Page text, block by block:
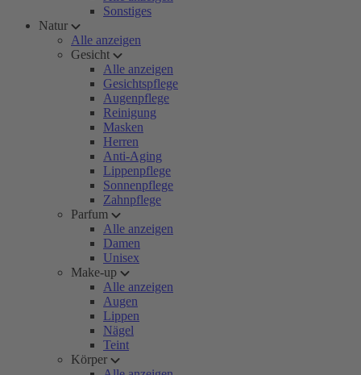
Sonstiges
Natur
Alle anzeigen
Gesicht
Alle anzeigen
Gesichtspflege
Augenpflege
Reinigung
Masken
Herren
Anti-Aging
Lippenpflege
Sonnenpflege
Zahnpflege
Parfum
Alle anzeigen
Damen
Unisex
Make-up
Alle anzeigen
Augen
Lippen
Nägel
Teint
Körper